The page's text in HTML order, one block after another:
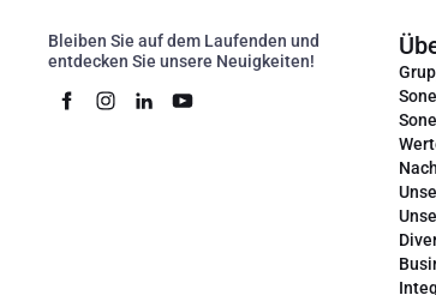
Bleiben Sie auf dem Laufenden und
entdecken Sie unsere Neuigkeiten!